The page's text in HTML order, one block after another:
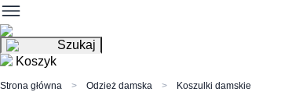
Szukaj
Koszyk
Strona główna Odzież damska
Koszulki damskie